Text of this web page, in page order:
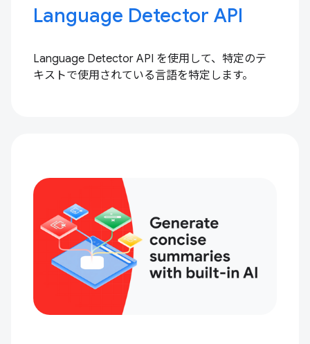
Language Detector API
Language Detector API を使用して、特定のテ
キストで使用されている言語を特定します。